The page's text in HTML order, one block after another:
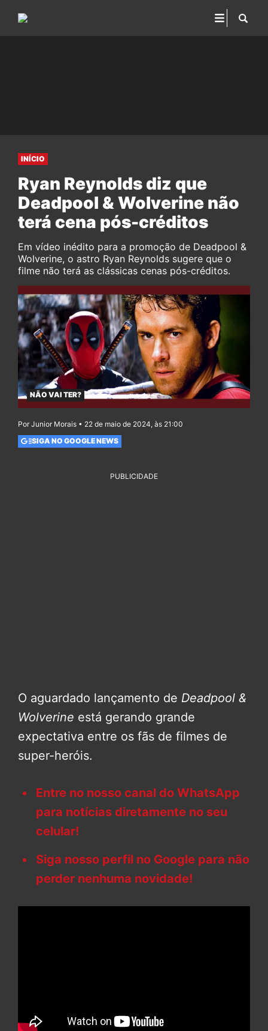
INÍCIO
Ryan Reynolds diz que
Deadpool & Wolverine não
terá cena pós-créditos
Em vídeo inédito para a promoção de Deadpool &
Wolverine, o astro Ryan Reynolds sugere que o
filme não terá as clássicas cenas pós-créditos.
NÃO VAI TER?
Por Junior Morais • 22 de maio de 2024, às 21:00
SIGA NO GOOGLE NEWS
PUBLICIDADE
O aguardado lançamento de Deadpool &
Wolverine está gerando grande
expectativa entre os fãs de filmes de
super-heróis.
Entre no nosso canal do WhatsApp
para notícias diretamente no seu
celular!
Siga nosso perfil no Google para não
perder nenhuma novidade!